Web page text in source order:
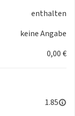
enthalten
keine Angabe
0,00 €
1.85